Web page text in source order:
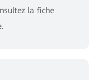
la fiche